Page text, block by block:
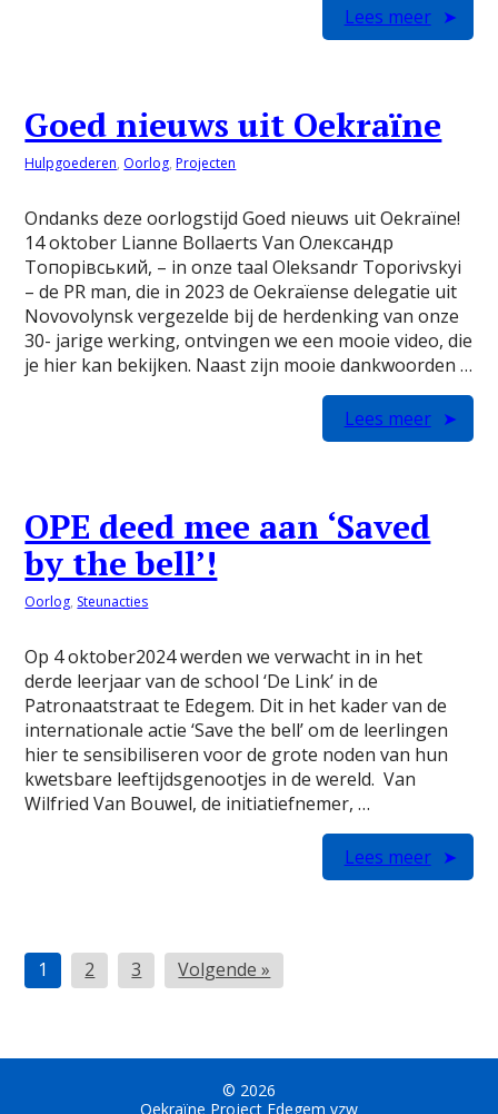
Lees meer
Goed nieuws uit Oekraïne
Hulpgoederen, Oorlog,Projecten
Ondanks deze oorlogstijd Goed nieuws uit Oekraïne!
14 oktober Lianne Bollaerts Van Олександр
Топорівський, – in onze taal Oleksandr Toporivskyi
– de PR man, die in 2023 de Oekraïense delegatie uit
Novovolynsk vergezelde bij de herdenking van onze
30- jarige werking, ontvingen we een mooie video, die
je hier kan bekijken. Naast zijn mooie dankwoorden …
Lees meer
OPE deed mee aan ‘Saved
by the bell’!
Oorlog, Steunacties
Op 4 oktober2024 werden we verwacht in in het
derde leerjaar van de school ‘De Link’ in de
Patronaatstraat te Edegem. Dit in het kader van de
internationale actie ‘Save the bell’ om de leerlingen
hier te sensibiliseren voor de grote noden van hun
kwetsbare leeftijdsgenootjes in de wereld. Van
Wilfried Van Bouwel, de initiatiefnemer, …
Lees meer
Berichten
paginering
1 2 3 Volgende »
© 2026
Oekraïne Project Edegem vzw